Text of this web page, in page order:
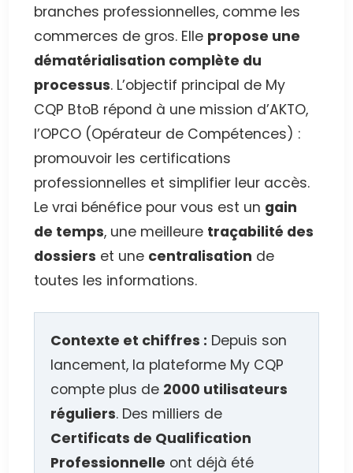
branches professionnelles, comme les
commerces de gros. Elle propose une
dématérialisation complète du
processus. L’objectif principal de My
CQP BtoB répond à une mission d’AKTO,
l’OPCO (Opérateur de Compétences) :
promouvoir les certifications
professionnelles et simplifier leur accès.
Le vrai bénéfice pour vous est un gain
de temps, une meilleure traçabilité des
dossiers et une centralisation de
toutes les informations.
Contexte et chiffres : Depuis son
lancement, la plateforme My CQP
compte plus de 2000 utilisateurs
réguliers. Des milliers de
Certificats de Qualification
Professionnelle ont déjà été